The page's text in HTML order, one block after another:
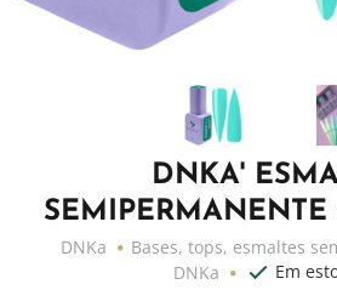
DNKA'
SEMIPERMANENTE
DNKa
Bases, tops, esmaltes
DNKa
Em